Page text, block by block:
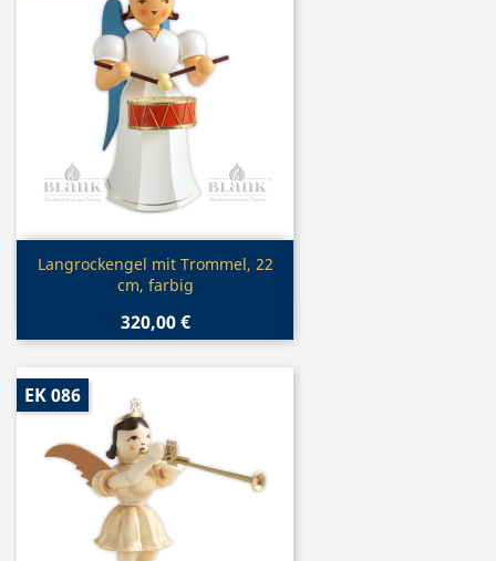
Vorschau
Langrockengel mit Trommel, 22
cm, farbig
320,00 €
EK 086